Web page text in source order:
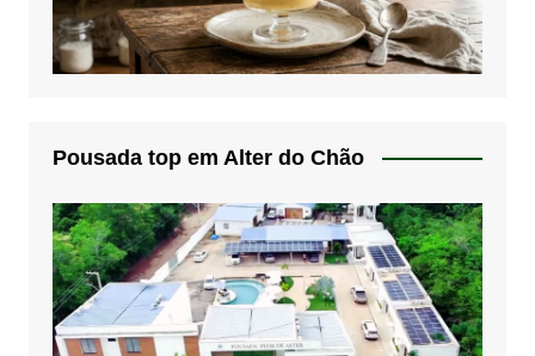
Pousada top em Alter do Chão